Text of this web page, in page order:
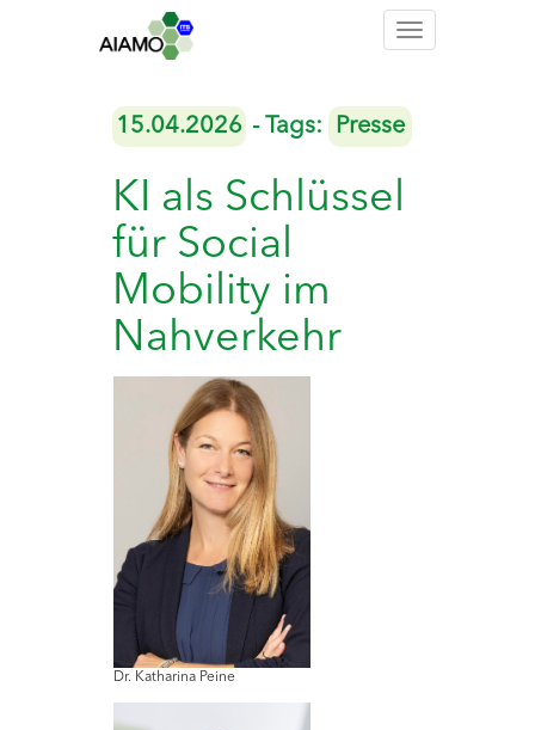
Toggle
15.04.2026 - Tags: Presse
KI als Schlüssel
für Social
Mobility im
Nahverkehr
Dr. Katharina Peine